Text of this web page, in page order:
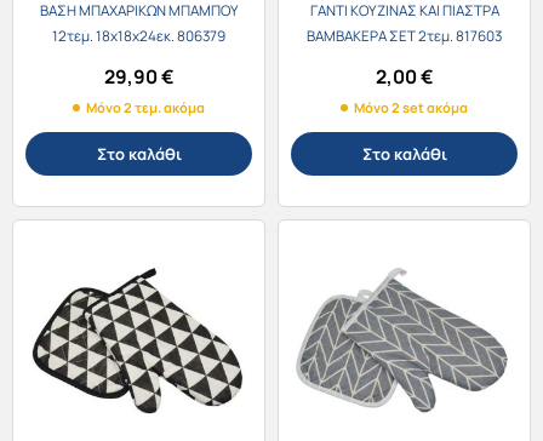
ΒΑΣΗ ΜΠΑΧΑΡΙΚΩΝ ΜΠΑΜΠΟΥ
12τεμ. 18x18x24εκ. 806379
29,90€
Μόνο 2 τεμ. ακόμα
Στο καλάθι
ΓΑΝΤΙ ΚΟΥΖΙΝΑΣ ΚΑΙ ΠΙΑΣΤΡΑ
ΒΑΜΒΑΚΕΡΑ ΣΕΤ 2τεμ. 817603
2,00€
Μόνο 2 set ακόμα
Στο καλάθι